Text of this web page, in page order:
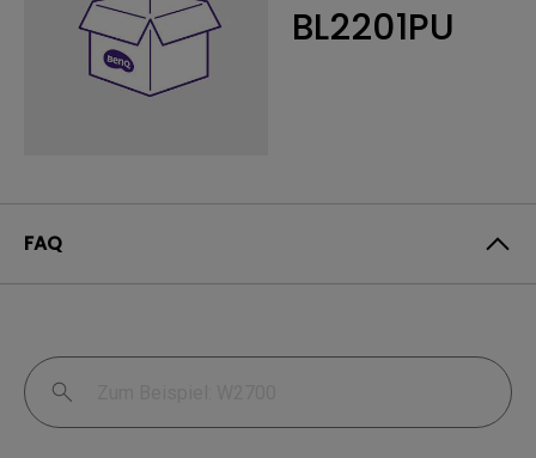
BL2201PU
FAQ